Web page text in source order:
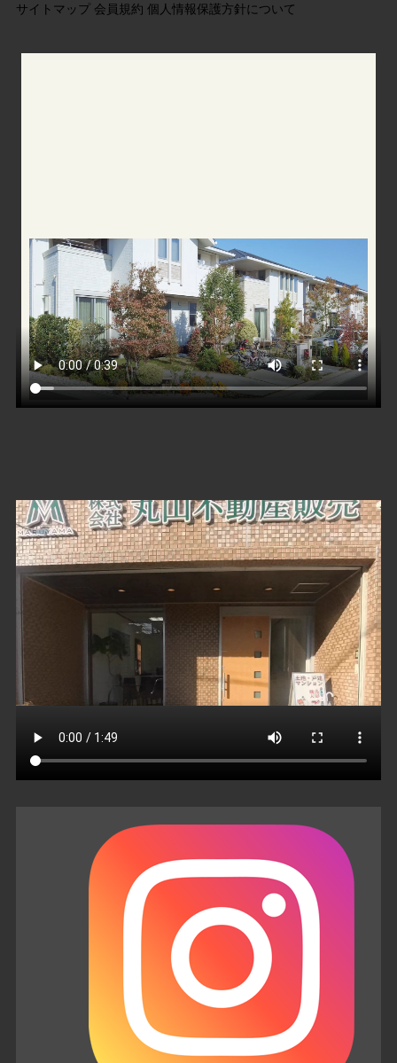
サイトマップ 会員規約 個人情報保護方針について